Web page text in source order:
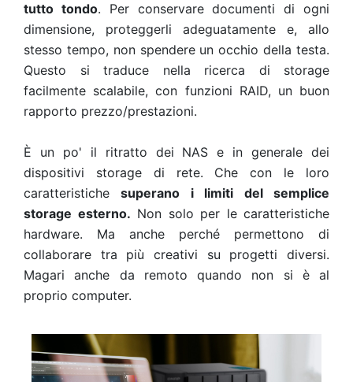
tutto tondo. Per conservare documenti di ogni
dimensione, proteggerli adeguatamente e, allo
stesso tempo, non spendere un occhio della testa.
Questo si traduce nella ricerca di storage
facilmente scalabile, con funzioni RAID, un buon
rapporto prezzo/prestazioni.
È un po' il ritratto dei NAS e in generale dei
dispositivi storage di rete. Che con le loro
caratteristichesuperano i limiti del semplice
storage esterno. Non solo per le caratteristiche
hardware. Ma anche perché permettono di
collaborare tra più creativi su progetti diversi.
Magari anche da remoto quando non si è al
proprio computer.